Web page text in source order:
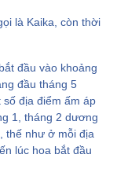
là Kaika, còn thời
đầu vào khoảng
đầu tháng 5
địa điểm ấm áp
1, tháng 2 dương
thế như ở mỗi địa
lúc hoa bắt đầu